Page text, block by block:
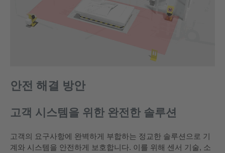
안전 해결 방안
고객 시스템을 위한 완전한 솔루션
고객의 요구사항에 완벽하게 부합하는 정교한 솔루션으로 기
계와 시스템을 안전하게 보호합니다. 이를 위해 센서 기술, 소